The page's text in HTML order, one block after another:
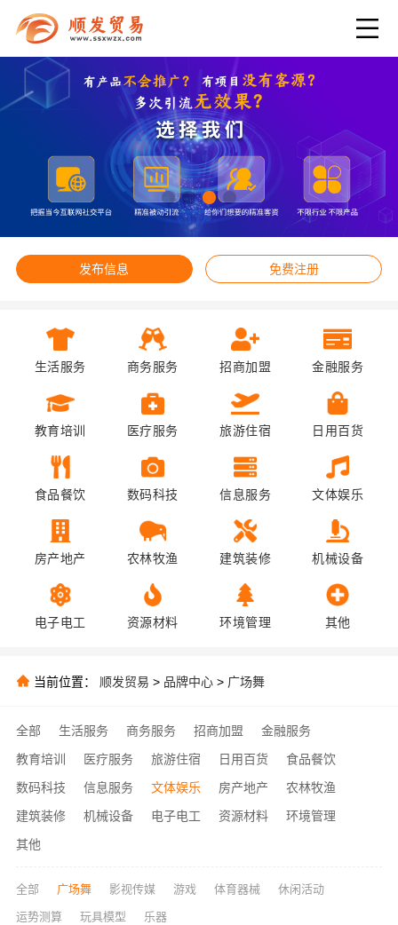
发布信息 免费注册
生活服务 商务服务 招商加盟 金融服务
教育培训 医疗服务 旅游住宿 日用百货
食品餐饮 数码科技 信息服务 文体娱乐
房产地产 农林牧渔 建筑装修 机械设备
电子电工 资源材料 环境管理 其他
当前位置： 顺发贸易 > 品牌中心 > 广场舞
全部 生活服务 商务服务 招商加盟
金融服务
教育培训
医疗服务 旅游住宿 日用百货
食品餐饮
数码科技
信息服务 文体娱乐 房产地产
农林牧渔
建筑装修
机械设备 电子电工 资源材料
环境管理
其他
全部 广场舞 影视传媒 游戏 体育器械 休闲活动
运势测算 玩具模型 乐器